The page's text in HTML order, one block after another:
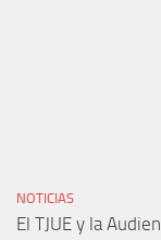
NOTICIAS
El TJUE y la